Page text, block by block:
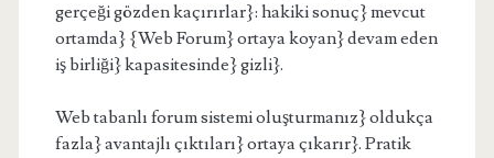
gerçeği gözden kaçırırlar}: hakiki sonuç} mevcut
ortamda} {Web Forum} ortaya koyan} devam eden
iş birliği} kapasitesinde} gizli}.
Web tabanlı forum sistemi oluşturmanız} oldukça
fazla} avantajlı çıktıları} ortaya çıkarır}. Pratik